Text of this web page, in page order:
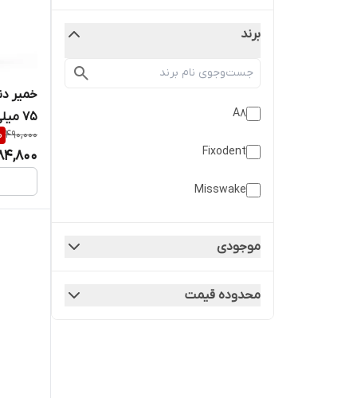
برند
A8
Fixodent
Misswake
موجودی
محدوده قیمت
خمیر
۷۵ میلی لیتر انقضا ۱۴۰۷
490,000